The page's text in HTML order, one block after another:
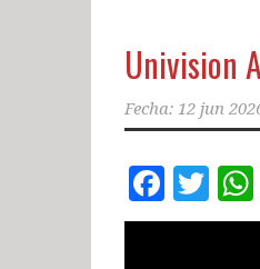
Univision
Fecha: 12 jun